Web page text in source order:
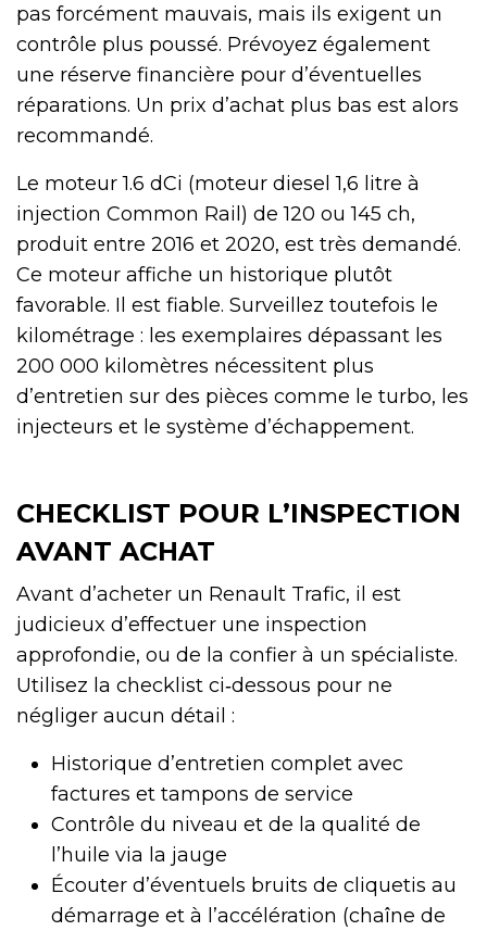
pas forcément mauvais, mais ils exigent un
contrôle plus poussé. Prévoyez également
une réserve financière pour d’éventuelles
réparations. Un prix d’achat plus bas est alors
recommandé.
Le moteur 1.6 dCi (moteur diesel 1,6 litre à
injection Common Rail) de 120 ou 145 ch,
produit entre 2016 et 2020, est très demandé.
Ce moteur affiche un historique plutôt
favorable. Il est fiable. Surveillez toutefois le
kilométrage : les exemplaires dépassant les
200 000 kilomètres nécessitent plus
d’entretien sur des pièces comme le turbo, les
injecteurs et le système d’échappement.
CHECKLIST POUR L’INSPECTION
AVANT ACHAT
Avant d’acheter un Renault Trafic, il est
judicieux d’effectuer une inspection
approfondie, ou de la confier à un spécialiste.
Utilisez la checklist ci‑dessous pour ne
négliger aucun détail :
Historique d’entretien complet avec
factures et tampons de service
Contrôle du niveau et de la qualité de
l’huile via la jauge
Écouter d’éventuels bruits de cliquetis au
démarrage et à l’accélération (chaîne de